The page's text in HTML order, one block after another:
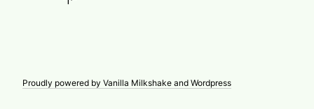
Proudly powered by Vanilla Milkshake and Wordpress